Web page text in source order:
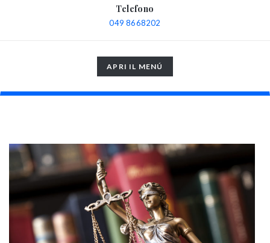
Telefono
049 8668202
TOGGLE
NAVIGATION
APRI IL MENÚ